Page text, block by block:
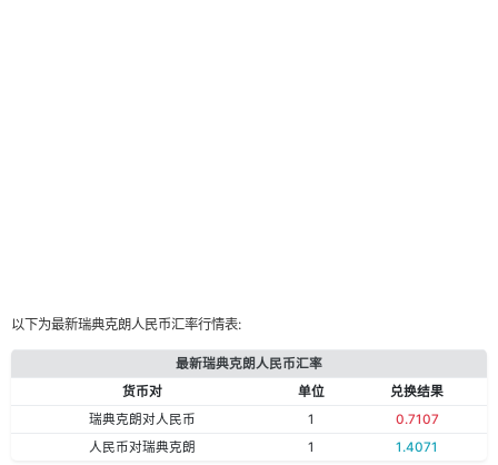
以下为最新瑞典克朗人民币汇率行情表:
最新瑞典克朗人民币汇率
货币对
单位
兑换结果
瑞典克朗对人民币
1
0.7107
人民币对瑞典克朗
1 1.4071